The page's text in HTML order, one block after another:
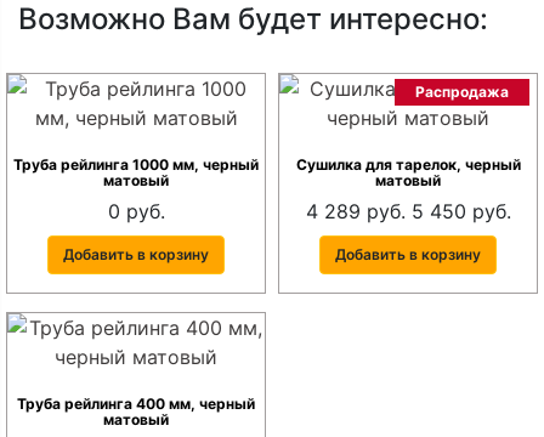
Возможно Вам будет интересно:
Труба рейлинга 1000 мм, черный
матовый
0 руб.
Добавить в корзину
Распродажа
Сушилка для тарелок, черный
матовый
4 289 руб. 5 450 руб.
Добавить в корзину
Труба рейлинга 400 мм, черный
матовый